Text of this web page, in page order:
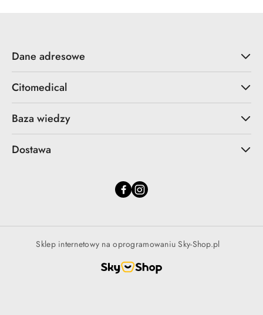
Dane adresowe
Citomedical
Baza wiedzy
Dostawa
Sklep internetowy na oprogramowaniu Sky-Shop.pl